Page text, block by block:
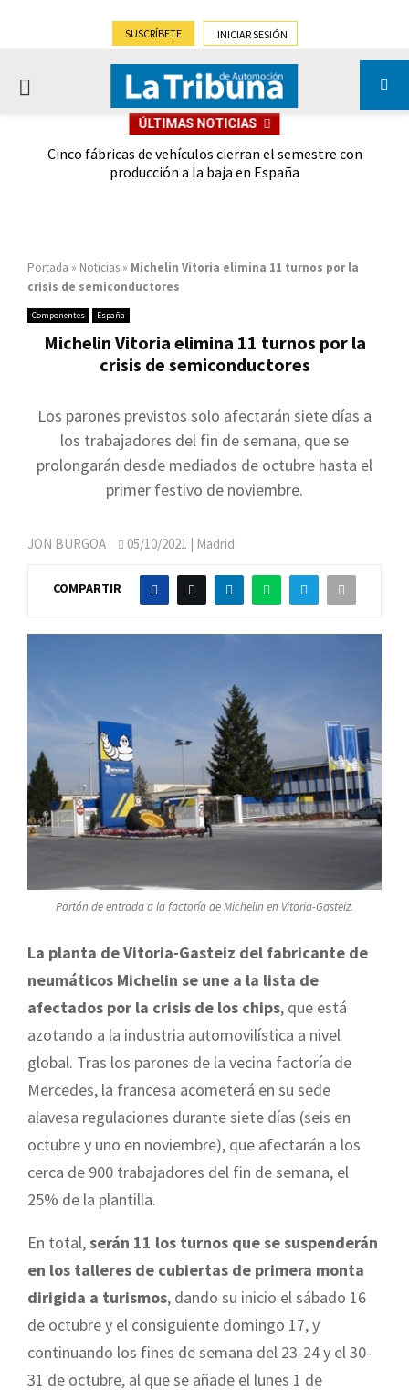
SUSCRÍBETE INICIAR SESIÓN
PRIMARY
ÚLTIMAS NOTICIAS
Cinco fábricas de vehículos cierran el semestre con
producción a la baja en España
Portada » Noticias » Michelin Vitoria elimina 11 turnos por la
crisis de semiconductores
Componentes España
Michelin Vitoria elimina 11 turnos por la
crisis de semiconductores
Los parones previstos solo afectarán siete días a
los trabajadores del fin de semana, que se
prolongarán desde mediados de octubre hasta el
primer festivo de noviembre.
JON BURGOA 05/10/2021 | Madrid
COMPARTIR
Portón de entrada a la factoría de Michelin en Vitoria-Gasteiz.
La planta de Vitoria-Gasteiz del fabricante de
neumáticos Michelin se une a la lista de
afectados por la crisis de los chips, que está
azotando a la industria automovilística a nivel
global. Tras los parones de la vecina factoría de
Mercedes, la francesa acometerá en su sede
alavesa regulaciones durante siete días (seis en
octubre y uno en noviembre), que afectarán a los
cerca de 900 trabajadores del fin de semana, el
25% de la plantilla.
En total,serán 11 los turnos que se suspenderán
en los talleres de cubiertas de primera monta
dirigida a turismos, dando su inicio el sábado 16
de octubre y el consiguiente domingo 17, y
continuando los fines de semana del 23-24 y el 30-
31 de octubre, al que se añade el lunes 1 de